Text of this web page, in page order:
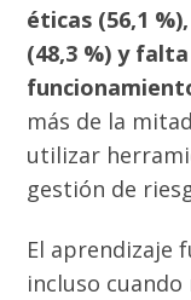
éticas (56,1
(48,3 %) y
más de la
utilizar
gestión de
El aprendizaje
incluso